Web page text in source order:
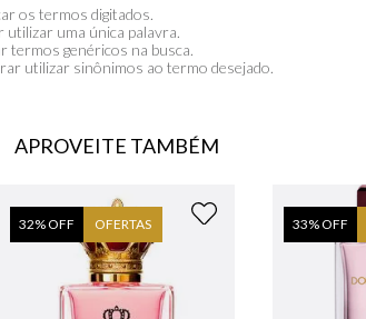
os termos digitados.
utilizar uma única palavra.
termos genéricos na busca.
utilizar sinônimos ao termo desejado.
APROVEITE TAMBÉM
32% OFF OFERTAS 33% OFF